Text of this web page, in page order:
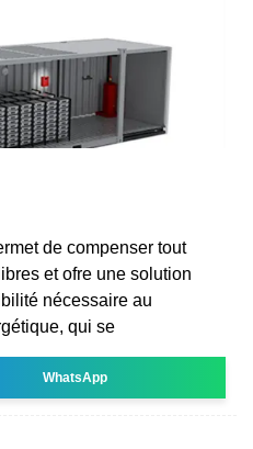
de compenser tout
et ofre une solution
nécessaire au
qui se
WhatsApp